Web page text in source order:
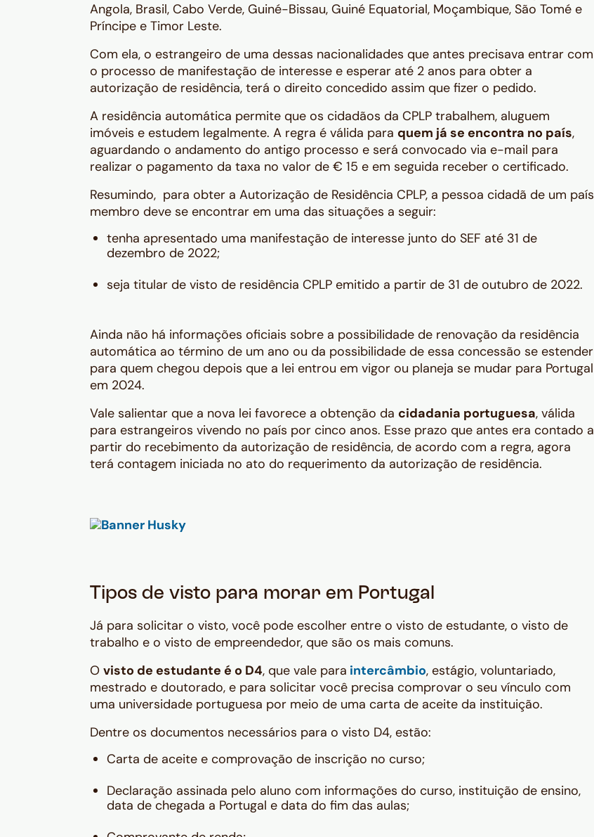
Angola, Brasil, Cabo Verde, Guiné-Bissau, Guiné Equatorial, Moçambique, São Tomé e
Príncipe e Timor Leste.
Com ela, o estrangeiro de uma dessas nacionalidades que antes precisava entrar com
o processo de manifestação de interesse e esperar até 2 anos para obter a
autorização de residência, terá o direito concedido assim que fizer o pedido.
A residência automática permite que os cidadãos da CPLP trabalhem, aluguem
imóveis e estudem legalmente. A regra é válida para quem já se encontra no país,
aguardando o andamento do antigo processo e será convocado via e-mail para
realizar o pagamento da taxa no valor de € 15 e em seguida receber o certificado.
Resumindo, para obter a Autorização de Residência CPLP, a pessoa cidadã de um país
membro deve se encontrar em uma das situações a seguir:
tenha apresentado uma manifestação de interesse junto do SEF até 31 de
dezembro de 2022;
seja titular de visto de residência CPLP emitido a partir de 31 de outubro de 2022.
Ainda não há informações oficiais sobre a possibilidade de renovação da residência
automática ao término de um ano ou da possibilidade de essa concessão se estender
para quem chegou depois que a lei entrou em vigor ou planeja se mudar para Portugal
em 2024.
Vale salientar que a nova lei favorece a obtenção da cidadania portuguesa, válida
para estrangeiros vivendo no país por cinco anos. Esse prazo que antes era contado a
partir do recebimento da autorização de residência, de acordo com a regra, agora
terá contagem iniciada no ato do requerimento da autorização de residência.
Tipos de visto para morar em Portugal
Já para solicitar o visto, você pode escolher entre o visto de estudante, o visto de
trabalho e o visto de empreendedor, que são os mais comuns.
O visto de estudante é o D4, que vale para intercâmbio, estágio, voluntariado,
mestrado e doutorado, e para solicitar você precisa comprovar o seu vínculo com
uma universidade portuguesa por meio de uma carta de aceite da instituição.
Dentre os documentos necessários para o visto D4, estão:
Carta de aceite e comprovação de inscrição no curso;
Declaração assinada pelo aluno com informações do curso, instituição de ensino,
data de chegada a Portugal e data do fim das aulas;